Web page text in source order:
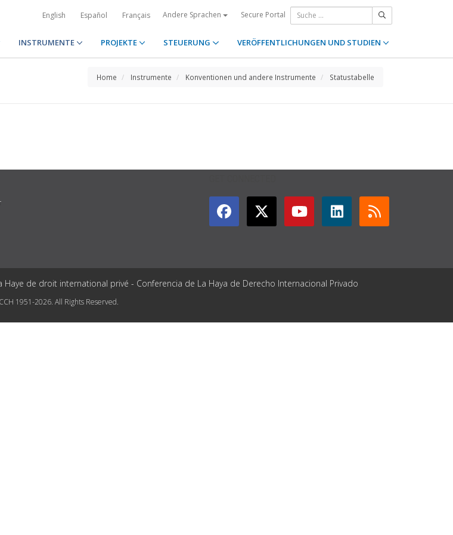
English Español Français Andere Sprachen Secure Portal
INSTRUMENTE PROJEKTE STEUERUNG VERÖFFENTLICHUNGEN UND STUDIEN
Home Instrumente Konventionen und andere Instrumente Statustabelle
de droit international privé - Conferencia de La Haya de Derecho Internacional Privado
1951-2026. All Rights Reserved.